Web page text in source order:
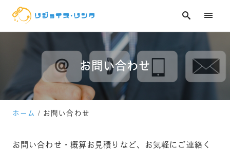
技術ブログ
お問い合わせ
ホーム お問い合わせ
お問い合わせ・概算お見積りなど、お気軽にご連絡く